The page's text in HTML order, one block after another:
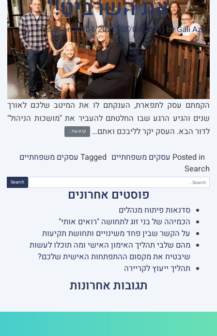
את השרביט!"
Posted on20/04/2021(08/06/2021) byGali Azuz
הקמתם עסק לתפארת, הענקתם לו את המיטב שלכם לאורך
שנים והגיע הרגע שבו החלטתם להעביר את "מושכות הניהול"
לדור הבא. העסק יקר לליבכם ואתם…
קרא עוד…
Posted in עסקים משפחתיים Tagged עסקים משפחתיים
Search
פוסטים אחרונים
סדנאות פיתוח מנהלים
הכמיהה של בני זוג לתחושה "רואים אותי"
על הקשר שבין פחד משינויים ותחושת תקיעות
מהם שלבי תהליך האימון האישי ומה תוכלו לעשות
שיבטיח את מקסום ההתפתחות האישית שלכם?
תהליך ייעוץ לקריירה
תגובות אחרונות